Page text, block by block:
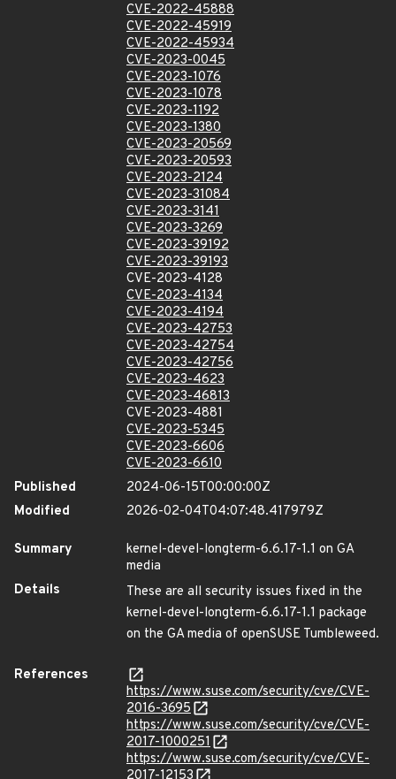
CVE-2022-45888
CVE-2022-45919
CVE-2022-45934
CVE-2023-0045
CVE-2023-1076
CVE-2023-1078
CVE-2023-1192
CVE-2023-1380
CVE-2023-20569
CVE-2023-20593
CVE-2023-2124
CVE-2023-31084
CVE-2023-3141
CVE-2023-3269
CVE-2023-39192
CVE-2023-39193
CVE-2023-4128
CVE-2023-4134
CVE-2023-4194
CVE-2023-42753
CVE-2023-42754
CVE-2023-42756
CVE-2023-4623
CVE-2023-46813
CVE-2023-4881
CVE-2023-5345
CVE-2023-6606
CVE-2023-6610
Published
2024-06-15T00:00:00Z
Modified
2026-02-04T04:07:48.417979Z
Summary
kernel-devel-longterm-6.6.17-1.1 on GA
media
Details
These are all security issues fixed in the
kernel-devel-longterm-6.6.17-1.1 package
on the GA media of openSUSE Tumbleweed.
References
https://www.suse.com/security/cve/CVE-
2016-3695
https://www.suse.com/security/cve/CVE-
2017-1000251
https://www.suse.com/security/cve/CVE-